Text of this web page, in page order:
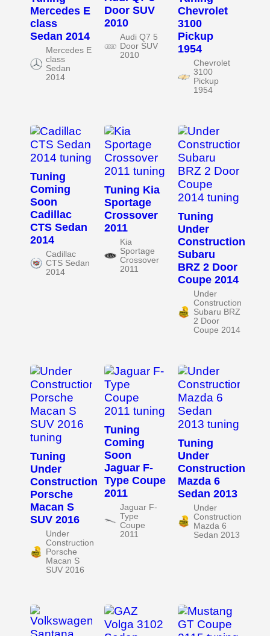
Mercedes E
class
Sedan 2014
Mercedes E
class
Sedan
2014
Door SUV
2010
Audi Q7 5
Door SUV
2010
Chevrolet
3100
Pickup
1954
Chevrolet
3100
Pickup
1954
Tuning
Coming
Soon
Cadillac
CTS Sedan
2014
Cadillac
CTS Sedan
2014
Tuning Kia
Sportage
Crossover
2011
Kia
Sportage
Crossover
2011
Tuning
Under
Construction
Subaru
BRZ 2 Door
Coupe 2014
Under
Construction
Subaru BRZ
2 Door
Coupe 2014
Tuning
Under
Construction
Porsche
Macan S
SUV 2016
Under
Construction
Porsche
Macan S
SUV 2016
Tuning
Coming
Soon
Jaguar F-
Type Coupe
2011
Jaguar F-
Type
Coupe
2011
Tuning
Under
Construction
Mazda 6
Sedan 2013
Under
Construction
Mazda 6
Sedan 2013